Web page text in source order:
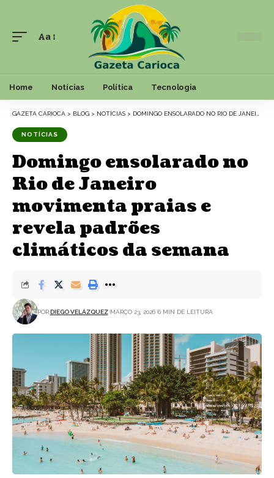
Font
Aa
Home Notícias Política Tecnologia
GAZETA CARIOCA > BLOG > NOTÍCIAS > DOMINGO ENSOLARADO NO RIO DE JANEIRO MOVIMENTA PRAIAS E REVELA PADRÕES CLIMÁTICOS DA SEMANA
NOTÍCIAS
Domingo ensolarado no
Rio de Janeiro
movimenta praias e
revela padrões
climáticos da semana
POR:DIEGO VELÁZQUEZ MARÇO 23, 2026 6 MIN DE LEITURA